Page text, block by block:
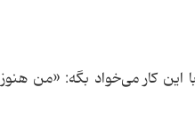
این کار می‌خواد بگه: «من